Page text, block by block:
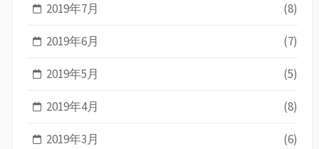
2019年7月 (8)
2019年6月 (7)
2019年5月 (5)
2019年4月 (8)
2019年3月 (6)